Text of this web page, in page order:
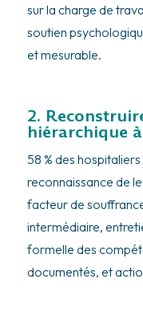
sur la charge de
soutien
et mesurable.
2.
hiérarchique
58 % des
reconnaissance de
facteur de
intermédiaire,
formelle des
documentés, et